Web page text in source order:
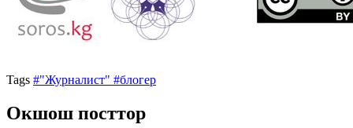
Tags #"Журналист" #блогер
Окшош посттор